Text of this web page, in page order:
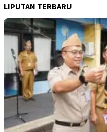
LIPUTAN TERBARU